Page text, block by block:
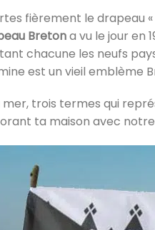
fièrement le drapeau «
Bretona vu le jour en
chacune les neufs
est un vieil emblème
mer, trois termes qui
ta maison avec notre